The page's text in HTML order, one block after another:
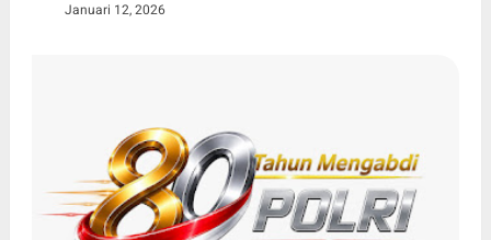
Januari 12, 2026